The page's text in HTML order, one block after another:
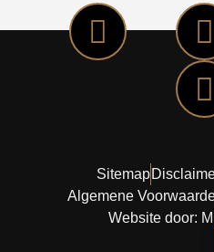
Sitemap
Algemene
Website door: